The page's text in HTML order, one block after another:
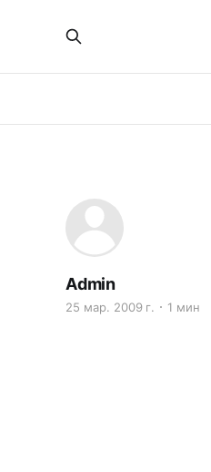
Admin
25 мар. 2009 г. 1 мин